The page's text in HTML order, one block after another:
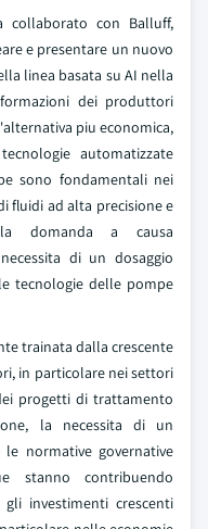
collaborato con Balluff,
e presentare un nuovo
linea basata su AI nella
dei produttori
piu economica,
automatizzate
sono fondamentali nei
fluidi ad alta precisione e
domanda a causa
di un dosaggio
tecnologie delle pompe
trainata dalla crescente
in particolare nei settori
progetti di trattamento
la necessita di un
normative governative
stanno contribuendo
investimenti crescenti